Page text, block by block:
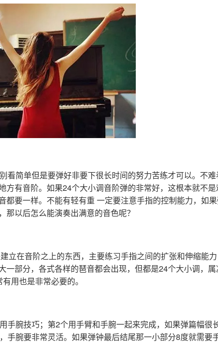
看简单但是要弹好非要下很长时间的努力苦练才可以。不难
方有音阶。如果24个大小调音阶弹的非常好，这根本就不是
都要一样。不能有轻有重 一定要注意手指的控制能力，如
以后怎么能演奏出满意的音色呢？
立在音阶之上的东西，主要练习手指之间的扩张和伸缩能力
一部分，各式各样的琶音都会出现，但都是24个大小调，属
用也是非常必要的。
手腕技巧；第2个用手臂和手腕一起来完成，如果弹篇幅很
手腕要非常灵活。如果弹钟最后结尾那一小部分8度就需要